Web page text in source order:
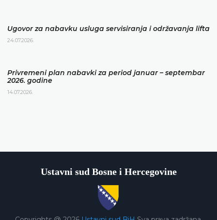
Ugovor za nabavku usluga servisiranja i održavanja lifta
24.07.2026.
Privremeni plan nabavki za period januar – septembar
2026. godine
14.07.2026.
Ustavni sud Bosne i Hercegovine